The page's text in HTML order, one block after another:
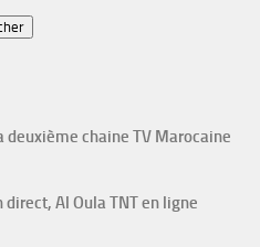
deuxième chaine TV Marocaine
Al Oula TNT en ligne